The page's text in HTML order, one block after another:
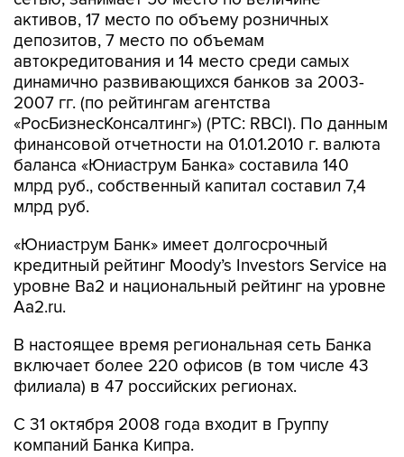
активов, 17 место по объему розничных
депозитов, 7 место по объемам
автокредитования и 14 место среди самых
динамично развивающихся банков за 2003-
2007 гг. (по рейтингам агентства
«РосБизнесКонсалтинг») (РТС: RBCI). По данным
финансовой отчетности на 01.01.2010 г. валюта
баланса «Юниаструм Банка» составила 140
млрд руб., собственный капитал составил 7,4
млрд руб.
«Юниаструм Банк» имеет долгосрочный
кредитный рейтинг Moody’s Investors Service на
уровне Вa2 и национальный рейтинг на уровне
Aa2.ru.
В настоящее время региональная сеть Банка
включает более 220 офисов (в том числе 43
филиала) в 47 российских регионах.
С 31 октября 2008 года входит в Группу
компаний Банка Кипра.